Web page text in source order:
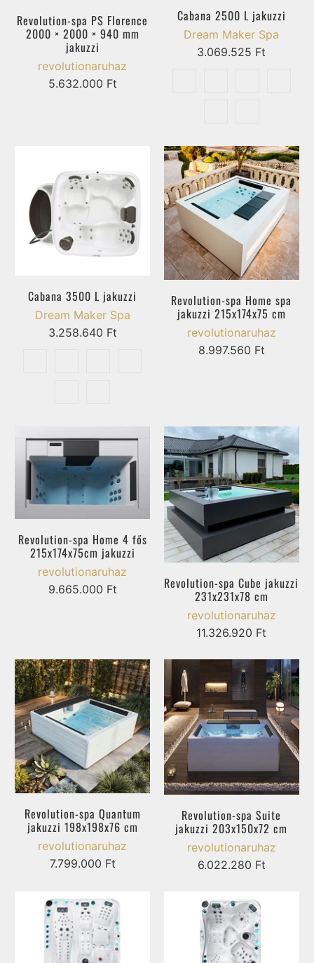
Revolution-spa PS Florence
2000 × 2000 × 940 mm
jakuzzi
revolutionaruhaz
5.632.000 Ft
Cabana 2500 L jakuzzi
Dream Maker Spa
3.069.525 Ft
Cabana 3500 L jakuzzi
Dream Maker Spa
3.258.640 Ft
Revolution-spa Home spa
jakuzzi 215x174x75 cm
revolutionaruhaz
8.997.560 Ft
Revolution-spa Home 4 fős
215x174x75cm jakuzzi
revolutionaruhaz
9.665.000 Ft
Revolution-spa Cube jakuzzi
231x231x78 cm
revolutionaruhaz
11.326.920 Ft
Revolution-spa Quantum
jakuzzi 198x198x76 cm
revolutionaruhaz
7.799.000 Ft
Revolution-spa Suite
jakuzzi 203x150x72 cm
revolutionaruhaz
6.022.280 Ft